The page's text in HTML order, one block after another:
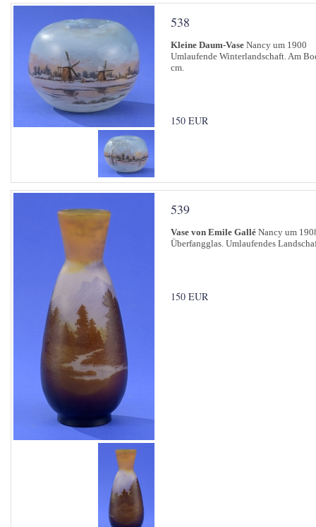
538
Kleine Daum-Vase Nancy um 1900
Umlaufende Winterlandschaft. Am
cm.
150 EUR
539
Vase von Emile Gallé Nancy um
Überfangglas. Umlaufendes
150 EUR